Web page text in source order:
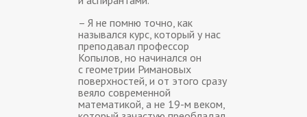
– Я не помню точно, как
назывался курс, который у нас
преподавал профессор
Копылов, но начинался он
с геометрии Римановых
поверхностей, и от этого сразу
веяло современной
математикой, а не 19-м веком,